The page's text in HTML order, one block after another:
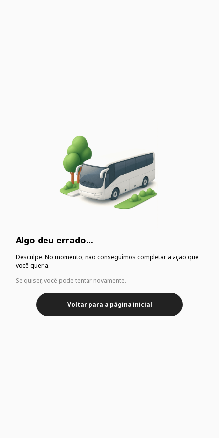
Algo deu errado...
Desculpe. No momento, não conseguimos completar a ação que
você queria.
Se quiser, você pode tentar novamente.
Voltar para a página inicial